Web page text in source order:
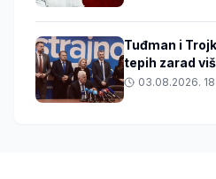
Tuđman i
tepih zarad
03.08.2026.